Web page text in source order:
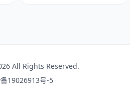
一的正统的女皇帝，也是即位年
最长的皇帝之一（终年82
All Rights Reserved.
19026913号-5